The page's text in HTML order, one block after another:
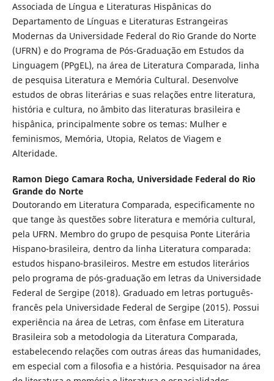
Associada de Língua e Literaturas Hispânicas do
Departamento de Línguas e Literaturas Estrangeiras
Modernas da Universidade Federal do Rio Grande do Norte
(UFRN) e do Programa de Pós-Graduação em Estudos da
Linguagem (PPgEL), na área de Literatura Comparada, linha
de pesquisa Literatura e Memória Cultural. Desenvolve
estudos de obras literárias e suas relações entre literatura,
história e cultura, no âmbito das literaturas brasileira e
hispânica, principalmente sobre os temas: Mulher e
feminismos, Memória, Utopia, Relatos de Viagem e
Alteridade.
Ramon Diego Camara Rocha, Universidade Federal do Rio
Grande do Norte
Doutorando em Literatura Comparada, especificamente no
que tange às questões sobre literatura e memória cultural,
pela UFRN. Membro do grupo de pesquisa Ponte Literária
Hispano-brasileira, dentro da linha Literatura comparada:
estudos hispano-brasileiros. Mestre em estudos literários
pelo programa de pós-graduação em letras da Universidade
Federal de Sergipe (2018). Graduado em letras português-
francês pela Universidade Federal de Sergipe (2015). Possui
experiência na área de Letras, com ênfase em Literatura
Brasileira sob a metodologia da Literatura Comparada,
estabelecendo relações com outras áreas das humanidades,
em especial com a filosofia e a história. Pesquisador na área